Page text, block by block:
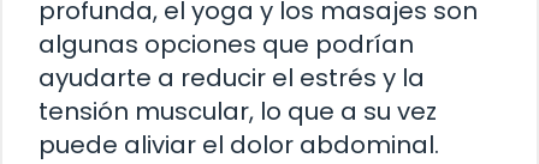
profunda, el yoga y los masajes son
algunas opciones que podrían
ayudarte a reducir el estrés y la
tensión muscular, lo que a su vez
puede aliviar el dolor abdominal.